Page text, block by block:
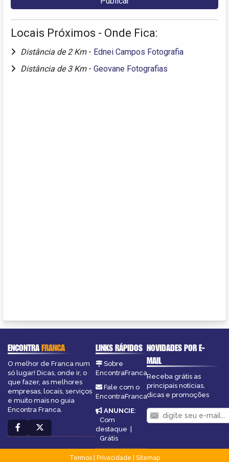
Locais Próximos - Onde Fica:
Distância de 2 Km - Ednei Campos Fotografia
Distância de 3 Km - Geovane Fotografias
ENCONTRAFRANCA
O melhor de Franca num
só lugar! Dicas, onde ir, o
que fazer, as melhores
empresas, locais, serviços
e muito mais no guia
Encontra Franca.
LINKS RÁPIDOS
Sobre
EncontraFranca
Fale com o
EncontraFranca
ANUNCIE:
Com
destaque |
Grátis
NOVIDADES POR E-
MAIL
Receba grátis as
principais notícias,
dicas e promoções
Termos| Privacidade
Sitemap